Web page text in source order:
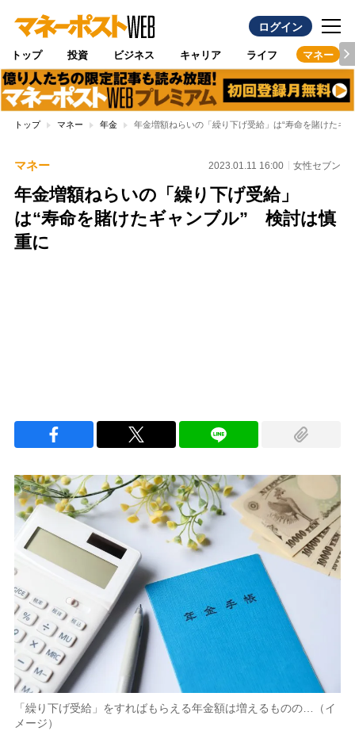
ログイン
トップ 投資 ビジネス キャリア ライフ マネー
トップ マネー 年金 年金増額ねらいの「繰り下げ受給」は“寿命を賭けたギ
マネー 2023.01.11 16:00 女性セブン
年金増額ねらいの「繰り下げ受給」
は“寿命を賭けたギャンブル” 検討は慎
重に
「繰り下げ受給」をすればもらえる年金額は増えるものの…（イ
メージ）